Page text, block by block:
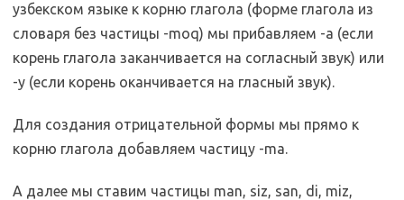
узбекском языке к корню глагола (форме глагола из
словаря без частицы -moq) мы прибавляем -a (если
корень глагола заканчивается на согласный звук) или
-y (если корень оканчивается на гласный звук).
Для создания отрицательной формы мы прямо к
корню глагола добавляем частицу -ma.
А далее мы ставим частицы man, siz, san, di, miz,